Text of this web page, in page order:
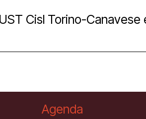
Cisl Torino-Canavese
Agenda